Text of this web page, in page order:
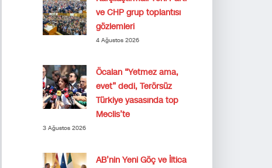
ve CHP grup toplantısı
gözlemleri
4 Ağustos 2026
Öcalan “Yetmez ama,
evet” dedi, Terörsüz
Türkiye yasasında top
Meclis’te
3 Ağustos 2026
AB’nin Yeni Göç ve İltica